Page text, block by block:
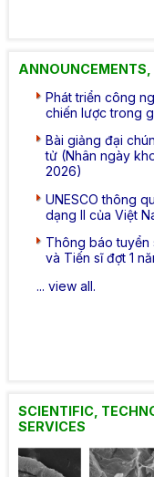
ANNOUNCEMENTS,
Phát triển công
chiến lược trong
Bài giảng đại
tử (Nhân ngày
2026)
UNESCO thông
dạng II của Việt
Thông báo tuyển
và Tiến sĩ đợt 1
... view all.
SCIENTIFIC,
SERVICES